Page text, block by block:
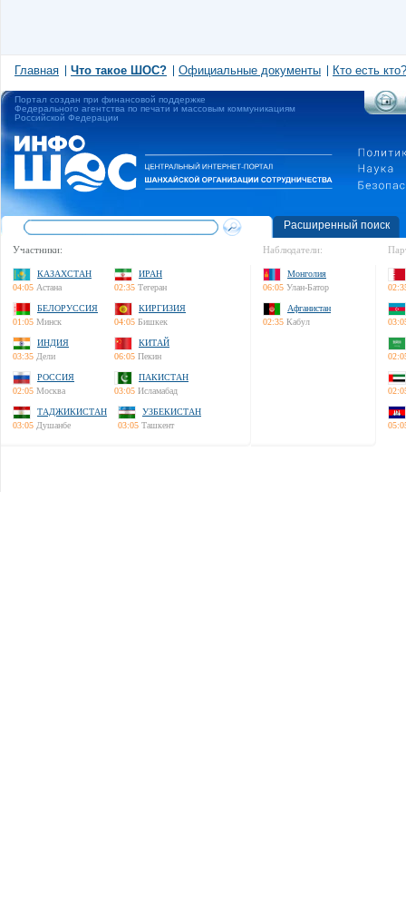
Главная Что такое ШОС? Официальные документы Кто есть кто?
Портал создан при финансовой поддержке
Федерального агентства по печати и массовым коммуникациям
Российской Федерации
Расширенный поиск
Участники:
КАЗАХСТАН
04:05 Астана
ИРАН
02:35 Тегеран
БЕЛОРУССИЯ
01:05 Минск
КИРГИЗИЯ
04:05 Бишкек
ИНДИЯ
03:35 Дели
КИТАЙ
06:05 Пекин
РОССИЯ
02:05 Москва
ПАКИСТАН
03:05 Исламабад
ТАДЖИКИСТАН
03:05 Душанбе
УЗБЕКИСТАН
03:05 Ташкент
Наблюдатели:
Монголия
06:05 Улан-Батор
Афганистан
02:35 Кабул